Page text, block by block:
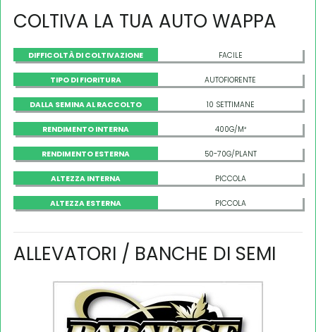
COLTIVA LA TUA AUTO WAPPA
DIFFICOLTÀ DI COLTIVAZIONE FACILE
TIPO DI FIORITURA AUTOFIORENTE
DALLA SEMINA AL RACCOLTO 10 SETTIMANE
RENDIMENTO INTERNA 400G/M²
RENDIMENTO ESTERNA 50-70G/PLANT
ALTEZZA INTERNA PICCOLA
ALTEZZA ESTERNA PICCOLA
ALLEVATORI / BANCHE DI SEMI